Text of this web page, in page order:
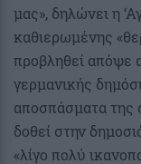
μας», δηλώνει η
καθιερωμένης
προβληθεί απόψε
γερμανικής
αποσπάσματα της
δοθεί στην
«λίγο πολύ